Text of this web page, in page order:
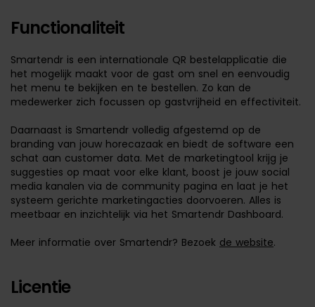
Functionaliteit
Smartendr is een internationale QR bestelapplicatie die
het mogelijk maakt voor de gast om snel en eenvoudig
het menu te bekijken en te bestellen. Zo kan de
medewerker zich focussen op gastvrijheid en effectiviteit.
Daarnaast is Smartendr volledig afgestemd op de
branding van jouw horecazaak en biedt de software een
schat aan customer data. Met de marketingtool krijg je
suggesties op maat voor elke klant, boost je jouw social
media kanalen via de community pagina en laat je het
systeem gerichte marketingacties doorvoeren. Alles is
meetbaar en inzichtelijk via het Smartendr Dashboard.
Meer informatie over Smartendr? Bezoek de website.
Licentie